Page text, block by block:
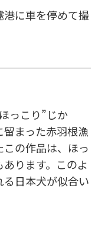
に車を停めて撮
っこり”じか
まった赤羽根漁
の作品は、ほっ
ります。このよ
日本犬が似合い